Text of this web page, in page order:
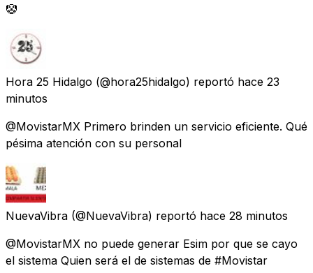
🤡
Hora 25 Hidalgo (@hora25hidalgo) reportó hace 23
minutos
@MovistarMX Primero brinden un servicio eficiente. Qué
pésima atención con su personal
NuevaVibra (@NuevaVibra) reportó hace 28 minutos
@MovistarMX no puede generar Esim por que se cayo
el sistema Quien será el de sistemas de #Movistar